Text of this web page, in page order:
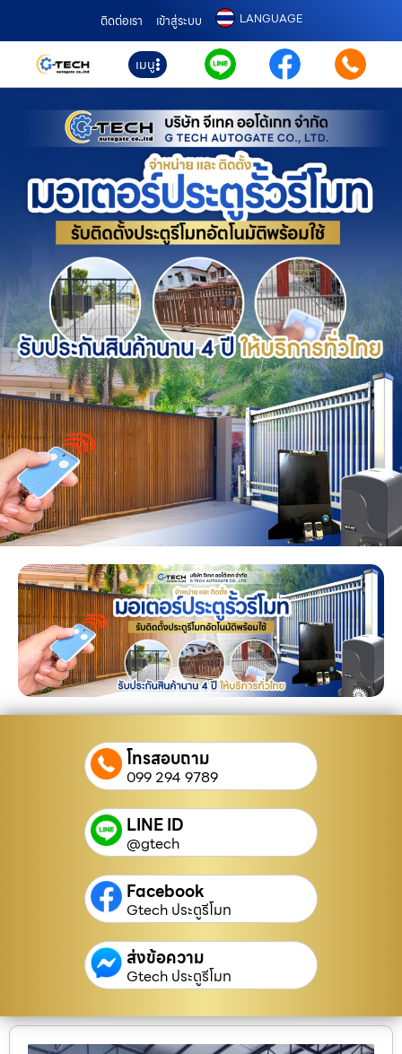
ติดต่อเรา เข้าสู่ระบบ LANGUAGE
เมนู
โทรสอบถาม
099 294 9789
LINE ID
@gtech
Facebook
Gtech ประตูรีโมท
ส่งข้อความ
Gtech ประตูรีโมท